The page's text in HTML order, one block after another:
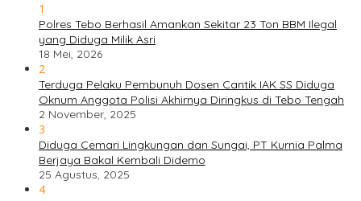
1
Polres Tebo Berhasil Amankan Sekitar 23 Ton BBM Ilegal
yang Diduga Milik Asri
18 Mei, 2026
2
Terduga Pelaku Pembunuh Dosen Cantik IAK SS Diduga
Oknum Anggota Polisi Akhirnya Diringkus di Tebo Tengah
2 November, 2025
3
Diduga Cemari Lingkungan dan Sungai, PT Kurnia Palma
Berjaya Bakal Kembali Didemo
25 Agustus, 2025
4